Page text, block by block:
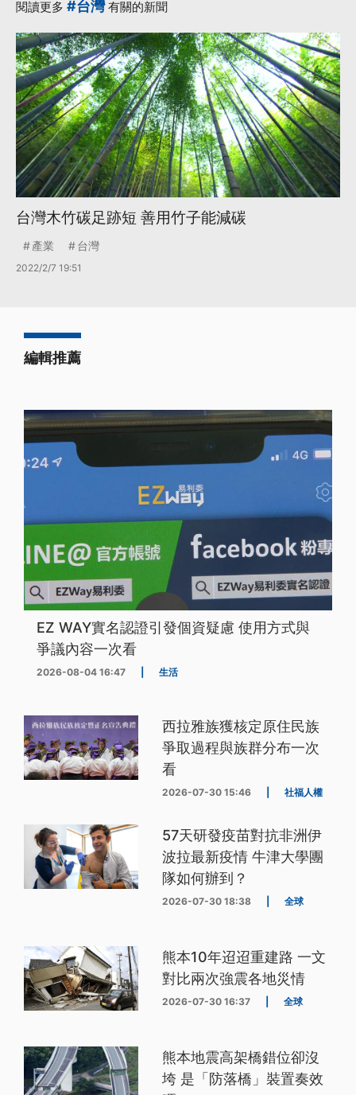
閱讀更多 #台灣有關的新聞
台灣木竹碳足跡短 善用竹子能減碳
產業 台灣
2022/2/7 19:51
編輯推薦
EZ WAY實名認證引發個資疑慮 使用方式與
爭議內容一次看
2026-08-04 16:47 生活
西拉雅族獲核定原住民族
爭取過程與族群分布一次
看
2026-07-30 15:46 社福人權
57天研發疫苗對抗非洲伊
波拉最新疫情 牛津大學團
隊如何辦到？
2026-07-30 18:38 全球
熊本10年迢迢重建路 一文
對比兩次強震各地災情
2026-07-30 16:37 全球
熊本地震高架橋錯位卻沒
垮 是「防落橋」裝置奏效